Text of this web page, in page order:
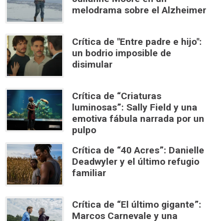
melodrama sobre el Alzheimer
Crítica de "Entre padre e hijo":
un bodrio imposible de
disimular
Crítica de “Criaturas
luminosas”: Sally Field y una
emotiva fábula narrada por un
pulpo
Crítica de “40 Acres”: Danielle
Deadwyler y el último refugio
familiar
Crítica de “El último gigante”:
Marcos Carnevale y una